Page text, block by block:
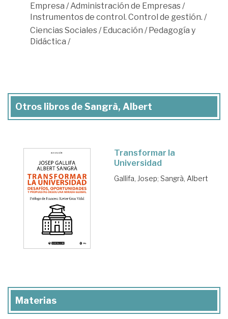
Empresa /Administración de Empresas/
Instrumentos de control. Control de gestión. /
Ciencias Sociales/Educación /Pedagogía y
Didáctica /
Otros libros de Sangrà, Albert
Transformar la
Universidad
Gallifa, Josep; Sangrà, Albert
Materias